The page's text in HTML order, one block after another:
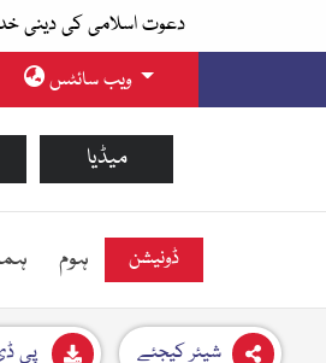
دعوت اسلامی کی دینی
ویب سائٹس
میڈیا
ہوم ڈونیشن
پی شیئر کیجئے